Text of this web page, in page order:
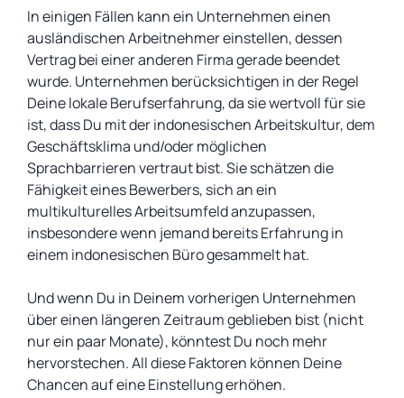
In einigen Fällen kann ein Unternehmen einen
ausländischen Arbeitnehmer einstellen, dessen
Vertrag bei einer anderen Firma gerade beendet
wurde. Unternehmen berücksichtigen in der Regel
Deine lokale Berufserfahrung, da sie wertvoll für sie
ist, dass Du mit der indonesischen Arbeitskultur, dem
Geschäftsklima und/oder möglichen
Sprachbarrieren vertraut bist. Sie schätzen die
Fähigkeit eines Bewerbers, sich an ein
multikulturelles Arbeitsumfeld anzupassen,
insbesondere wenn jemand bereits Erfahrung in
einem indonesischen Büro gesammelt hat.
Und wenn Du in Deinem vorherigen Unternehmen
über einen längeren Zeitraum geblieben bist (nicht
nur ein paar Monate), könntest Du noch mehr
hervorstechen. All diese Faktoren können Deine
Chancen auf eine Einstellung erhöhen.